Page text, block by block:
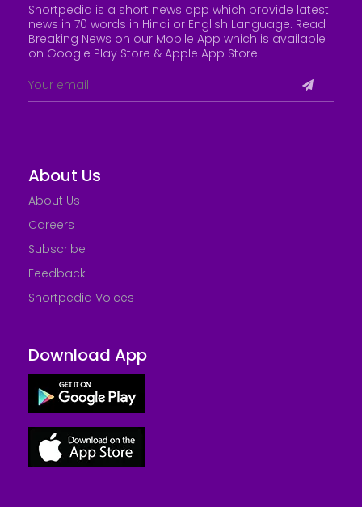
Shortpedia is a short news app which provide latest
news in 70 words in Hindi or English Language. Read
Breaking News on our Mobile App which is available
on Google Play Store & Apple App Store.
About Us
About Us
Careers
Subscribe
Feedback
Shortpedia Voices
Download App